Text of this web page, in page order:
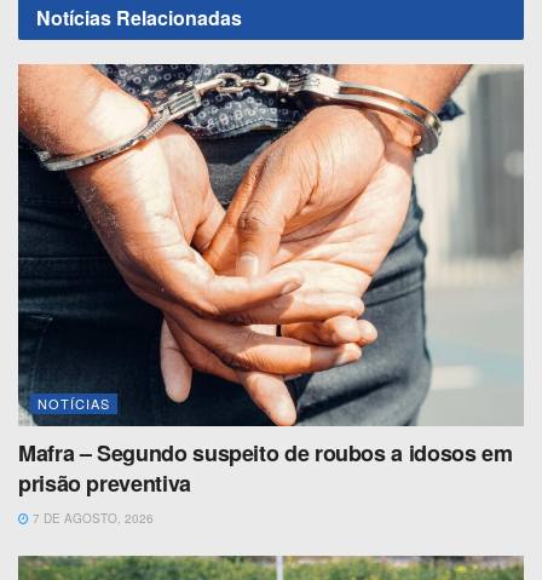
Notícias Relacionadas
NOTÍCIAS
Mafra – Segundo suspeito de roubos a idosos em
prisão preventiva
7 DE AGOSTO, 2026